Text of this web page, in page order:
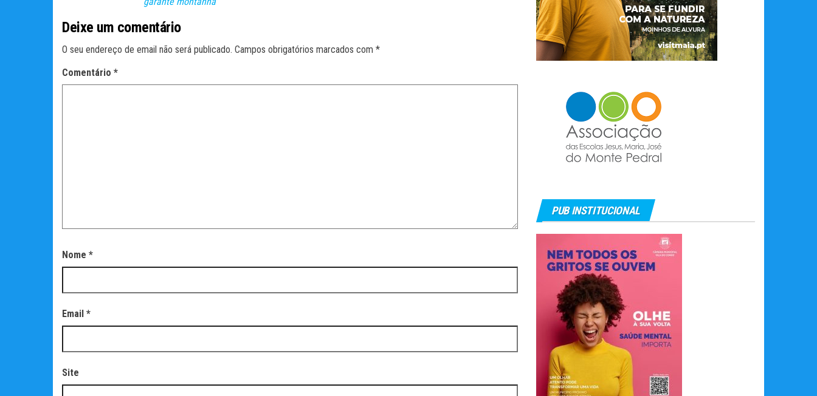
Deixe um comentário
O seu endereço de email não será publicado. Campos obrigatórios marcados com *
Comentário *
Nome *
Email *
Site
PUB INSTITUCIONAL